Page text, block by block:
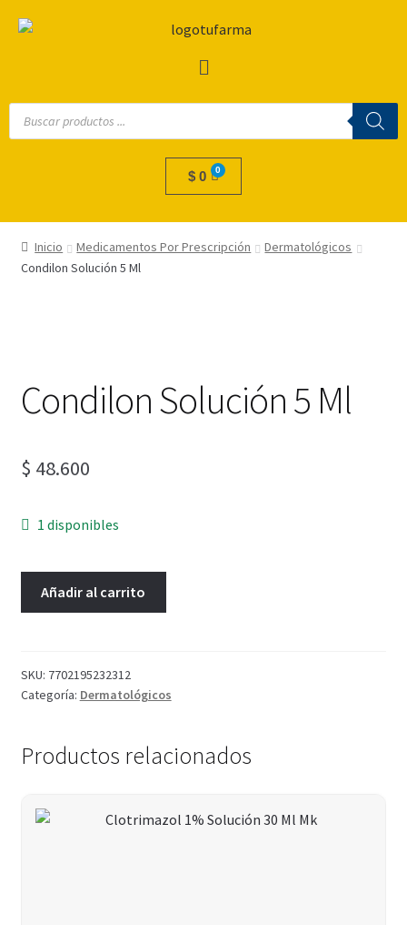
$ 0
Inicio Medicamentos Por Prescripción
Dermatológicos
Condilon Solución 5 Ml
Condilon Solución 5 Ml
$ 48.600
1 disponibles
Añadir al carrito
SKU: 7702195232312
Categoría: Dermatológicos
Productos relacionados